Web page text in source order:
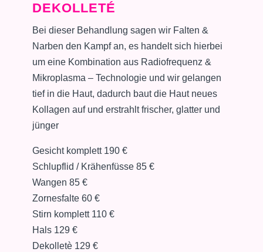
DEKOLLETÉ
Bei dieser Behandlung sagen wir Falten &
Narben den Kampf an, es handelt sich hierbei
um eine Kombination aus Radiofrequenz &
Mikroplasma – Technologie und wir gelangen
tief in die Haut, dadurch baut die Haut neues
Kollagen auf und erstrahlt frischer, glatter und
jünger
Gesicht komplett 190 €
Schlupflid / Krähenfüsse 85 €
Wangen 85 €
Zornesfalte 60 €
Stirn komplett 110 €
Hals 129 €
Dekolletè 129 €